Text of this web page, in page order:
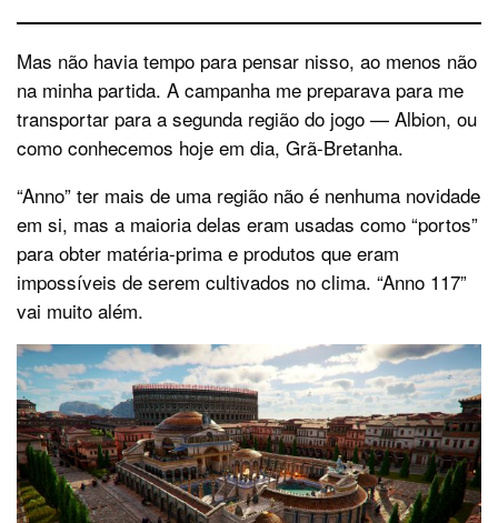
Mas não havia tempo para pensar nisso, ao menos não
na minha partida. A campanha me preparava para me
transportar para a segunda região do jogo — Albion, ou
como conhecemos hoje em dia, Grã-Bretanha.
“Anno” ter mais de uma região não é nenhuma novidade
em si, mas a maioria delas eram usadas como “portos”
para obter matéria-prima e produtos que eram
impossíveis de serem cultivados no clima. “Anno 117”
vai muito além.